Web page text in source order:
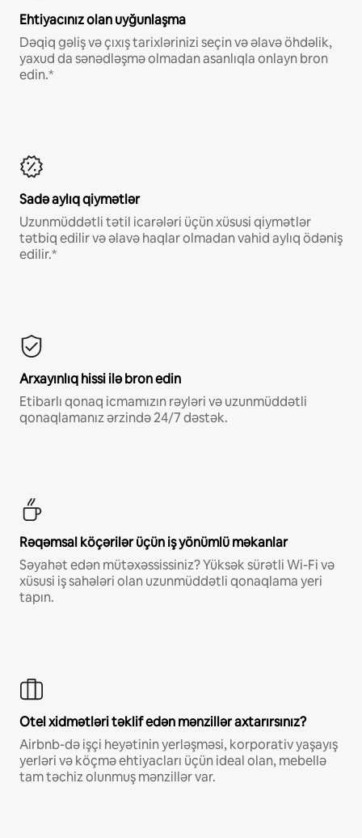
Ehtiyacınız olan uyğunlaşma
Dəqiq gəliş və çıxış tarixlərinizi seçin və əlavə öhdəlik,
yaxud da sənədləşmə olmadan asanlıqla onlayn bron
edin.*
Sadə aylıq qiymətlər
Uzunmüddətli tətil icarələri üçün xüsusi qiymətlər
tətbiq edilir və əlavə haqlar olmadan vahid aylıq ödəniş
edilir.*
Arxayınlıq hissi ilə bron edin
Etibarlı qonaq icmamızın rəyləri və uzunmüddətli
qonaqlamanız ərzində 24/7 dəstək.
Rəqəmsal köçərilər üçün iş yönümlü məkanlar
Səyahət edən mütəxəssissiniz? Yüksək sürətli Wi-Fi və
xüsusi iş sahələri olan uzunmüddətli qonaqlama yeri
tapın.
Otel xidmətləri təklif edən mənzillər axtarırsınız?
Airbnb-də işçi heyətinin yerləşməsi, korporativ yaşayış
yerləri və köçmə ehtiyacları üçün ideal olan, mebellə
tam təchiz olunmuş mənzillər var.